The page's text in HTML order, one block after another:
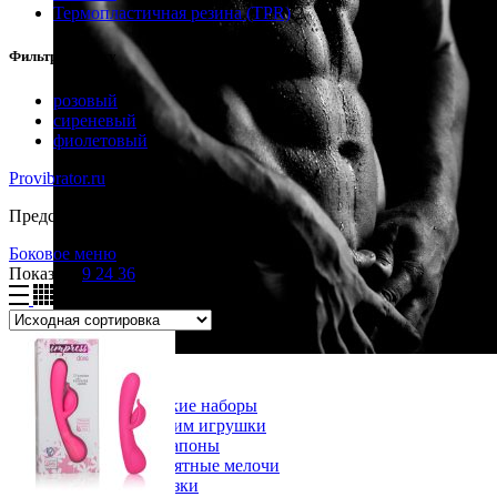
Для пар
Эротические наборы
Интим игрушки
Страпоны
Приятные мелочи
Смазки
Термопластичная резина (TPR) 2
Фильтр по цвету
розовый
сиреневый
фиолетовый
Provibrator.ru
Представлено 4 товара
Боковое меню
Показать 9 24 36